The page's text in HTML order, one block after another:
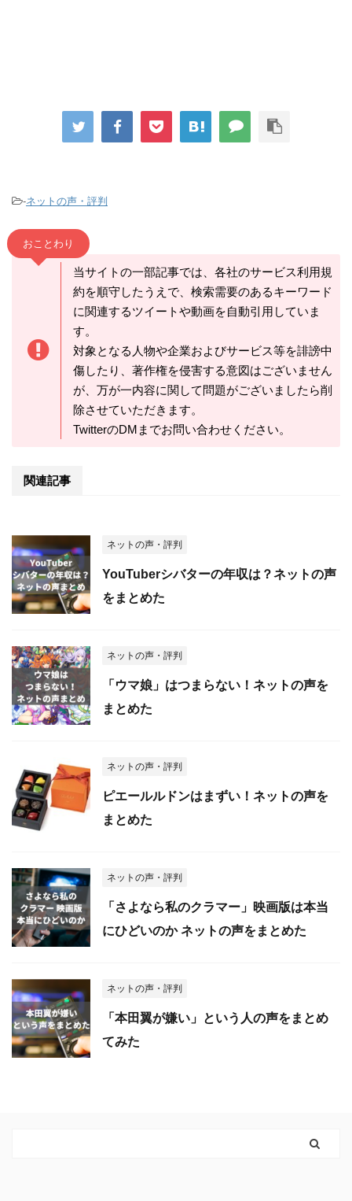
-ネットの声・評判
おことわり
当サイトの一部記事では、各社のサービス利用規
約を順守したうえで、検索需要のあるキーワード
に関連するツイートや動画を自動引用していま
す。
対象となる人物や企業およびサービス等を誹謗中
傷したり、著作権を侵害する意図はございません
が、万が一内容に関して問題がございましたら削
除させていただきます。
TwitterのDMまでお問い合わせください。
関連記事
ネットの声・評判
YouTuberシバターの年収は？ネットの声
をまとめた
ネットの声・評判
「ウマ娘」はつまらない！ネットの声を
まとめた
ネットの声・評判
ピエールルドンはまずい！ネットの声を
まとめた
ネットの声・評判
「さよなら私のクラマー」映画版は本当
にひどいのか ネットの声をまとめた
ネットの声・評判
「本田翼が嫌い」という人の声をまとめ
てみた